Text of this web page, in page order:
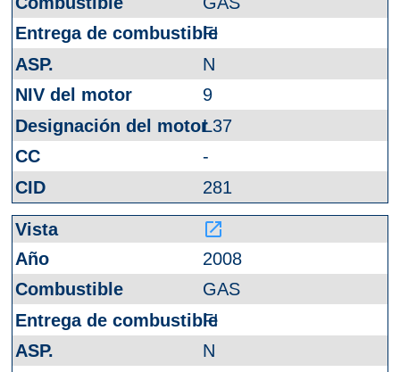
FI
N
9
L37
-
281
launch
2008
GAS
FI
N